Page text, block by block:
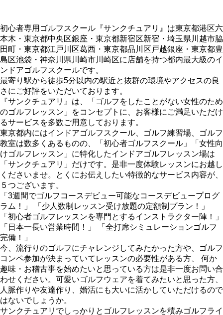
初心者専用ゴルフスクール『サンクチュアリ』は東京都港区六
本木・東京都中央区銀座・東京都新宿区新宿・埼玉県川越市脇
田町・東京都江戸川区葛西・東京都品川区戸越銀座・東京都豊
島区池袋・神奈川県川崎市川崎区に店舗を持つ都内最大級のイ
ンドアゴルフスクールです。
最寄り駅から徒歩5分以内の駅近と抜群の環境やアクセスの良
さにご好評をいただいております。
『サンクチュアリ』は、「ゴルフをしたことがない女性のため
のゴルフレッスン」をコンセプトに、お客様にご満足いただけ
るサービスを多数ご用意しております。
東京都内にはインドアゴルフスクール、ゴルフ練習場、ゴルフ
教室は数多くあるものの、「初心者ゴルフスクール」「女性向
けゴルフレッスン」に特化したインドアゴルフレッスン場は
「サンクチュアリ」だけです。是非一度体験レッスンにお越し
くださいませ。とくにお伝えしたい特徴的なサービス内容が、
５つございます。
「3週間でゴルフコースデビュー可能なコースデビュープログ
ラム！」 「少人数制レッスン受け放題の定額制プラン！」
「初心者ゴルフレッスンを専門とするインストラクター陣！」
「日本一長い営業時間！」 「全打席シミュレーションゴルフ
完備！」
今、流行りのゴルフにチャレンジしてみたかった方や、ゴルフ
コンペ参加が決まっていてレッスンの必要性がある方、 何か
趣味・お稽古事を始めたいと思っている方は是非一度お問い合
わせください。可愛いゴルフウェアを着てみたいと思った方、
人脈作りや友達作り、婚活にも大いに活かしていただけるので
はないでしょうか。
サンクチュアリでしっかりとゴルフレッスンを積みゴルフライ